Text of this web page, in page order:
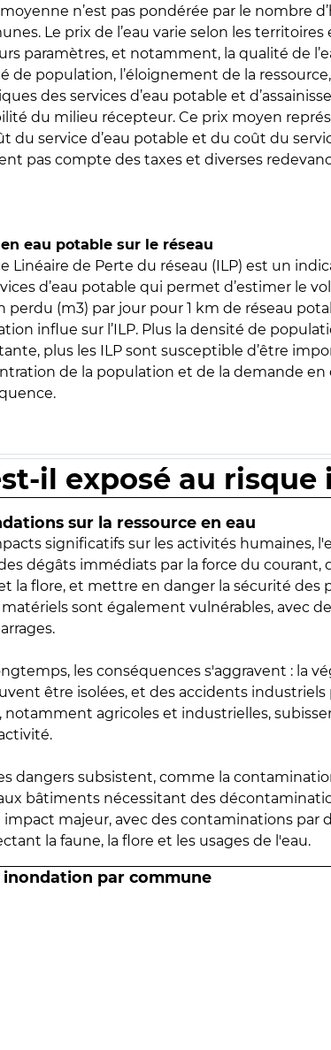
n’est pas pondérée par le nombre
Le prix de l’eau varie selon les
paramètres, et notamment, la qualité de
de population, l’éloignement de la
des services d’eau potable et
du milieu récepteur. Ce prix moyen
du service d’eau potable et du coût du
pas compte des taxes et diverses
eau potable sur le réseau
Linéaire de Perte du réseau (ILP) est un
d’eau potable qui permet d’estimer le
perdu (m3) par jour pour 1 km de réseau
influe sur l’ILP. Plus la densité de
plus les ILP sont susceptible d’être
de la population et de la demande en
il exposé au risque
sur la ressource en eau
significatifs sur les activités humaines,
dégâts immédiats par la force du courant,
la flore, et mettre en danger la sécurité des
sont également vulnérables, avec
les conséquences s'aggravent : la
être isolées, et des accidents
notamment agricoles et industrielles,
dangers subsistent, comme la
bâtiments nécessitant des
majeur, avec des contaminations par
la faune, la flore et les usages de l'eau.
par commune